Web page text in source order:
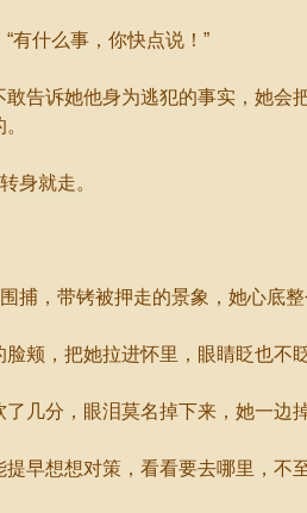
什么事，你快点说！”
诉她他身为逃犯的事实，她会
身就走。
，带铐被押走的景象，她心底整
，把她拉进怀里，眼睛眨也不
几分，眼泪莫名掉下来，她一边
早想想对策，看看要去哪里，不